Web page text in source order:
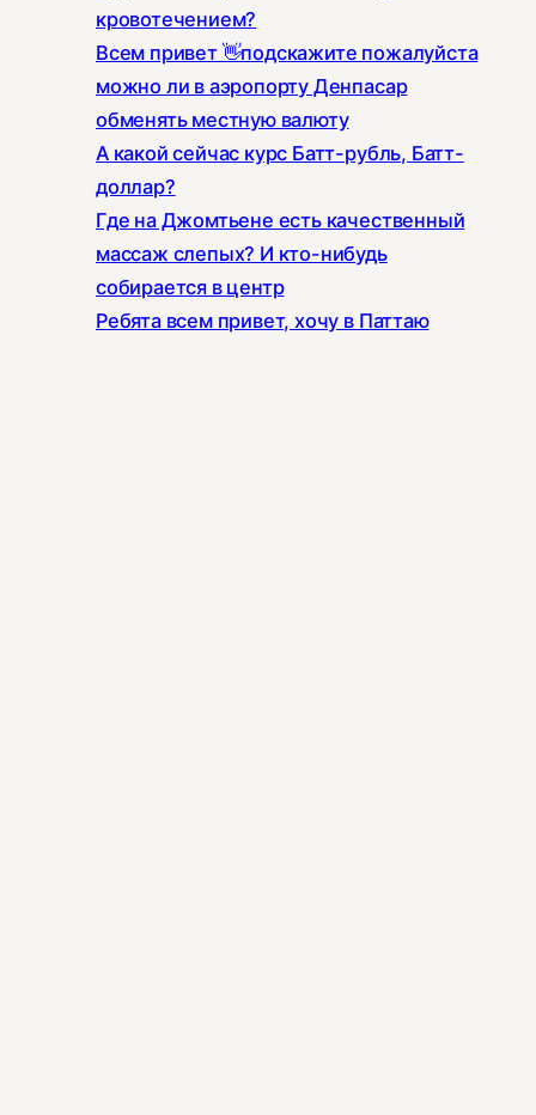
кровотечением?
Всем привет 👋подскажите пожалуйста
можно ли в аэропорту Денпасар
обменять местную валюту
А какой сейчас курс Батт-рубль, Батт-
доллар?
Где на Джомтьене есть качественный
массаж слепых? И кто-нибудь
собирается в центр
Ребята всем привет, хочу в Паттаю